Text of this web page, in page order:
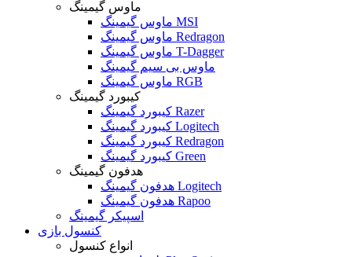
ماوس گیمینگ
ماوس گیمینگ MSI
ماوس گیمینگ Redragon
ماوس گیمینگ T-Dagger
ماوس بی سیم گیمینگ
ماوس گیمینگ RGB
کیبورد گیمینگ
کیبورد گیمینگ Razer
کیبورد گیمینگ Logitech
کیبورد گیمینگ Redragon
کیبورد گیمینگ Green
هدفون گیمینگ
هدفون گیمینگ Logitech
هدفون گیمینگ Rapoo
اسپیکر گیمینگ
کنسول بازی
انواع کنسول